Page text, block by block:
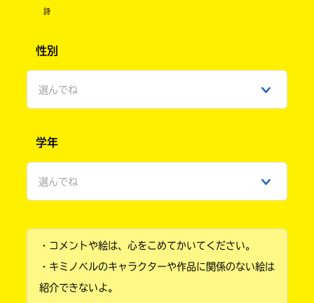
詩
性別
選んでね
ひみつ
学年
選んでね
小学2年
・コメントや絵は、心をこめてかいてください。
・キミノベルのキャラクターや作品に関係のない絵は
紹介できないよ。